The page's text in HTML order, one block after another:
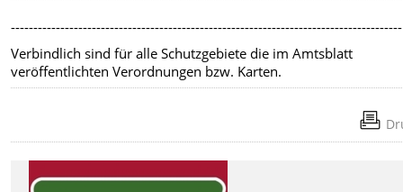
---------------------------------------------------------------------------------------
Verbindlich sind für alle Schutzgebiete die im Amtsblatt
veröffentlichten Verordnungen bzw. Karten.